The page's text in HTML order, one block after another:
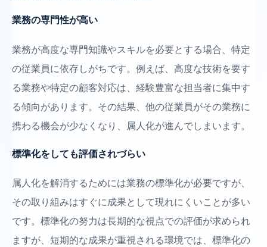
業務の専門性が高い
業務が高度な専門知識やスキルを必要とする場合、特定
の従業員に依存しがちです。例えば、高度な技術を要す
る業務や特定の顧客対応は、経験豊富な担当者に集中す
る傾向があります。その結果、他の従業員がその業務に
携わる機会が少なくなり、属人化が進んでしまいます。
標準化をしても評価されづらい
属人化を解消するためには業務の標準化が必要ですが、
その取り組みはすぐに成果として現れにくいことが多い
です。標準化の努力は長期的な視点での評価が求められ
ますが、短期的な成果が重視される環境では、標準化の